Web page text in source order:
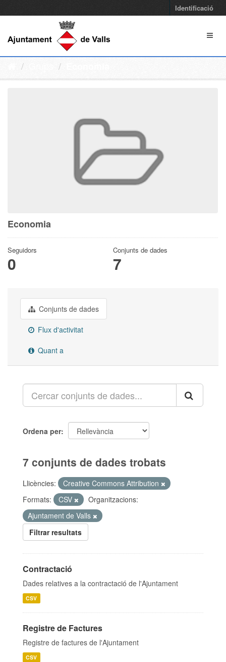
Identificació
Economia
Seguidors
0
Conjunts de dades
7
Conjunts de dades
Flux d'activitat
Quant a
Ordena per
7 conjunts de dades trobats
Llicències:
Creative Commons Attribution
Formats:
CSV
Organitzacions:
Ajuntament de Valls
Filtrar resultats
Contractació
Dades relatives a la contractació de l'Ajuntament
CSV
Registre de Factures
Registre de factures de l'Ajuntament
CSV